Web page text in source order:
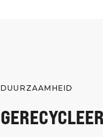
DUURZAAMHEID